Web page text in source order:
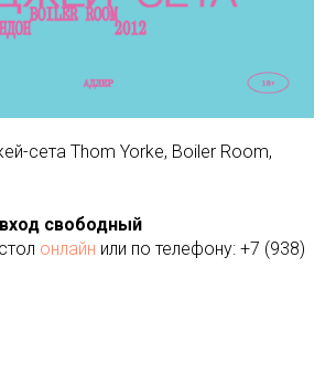
сета Thom Yorke, Boiler Room,
свободный
онлайн или по телефону: +7 (938)